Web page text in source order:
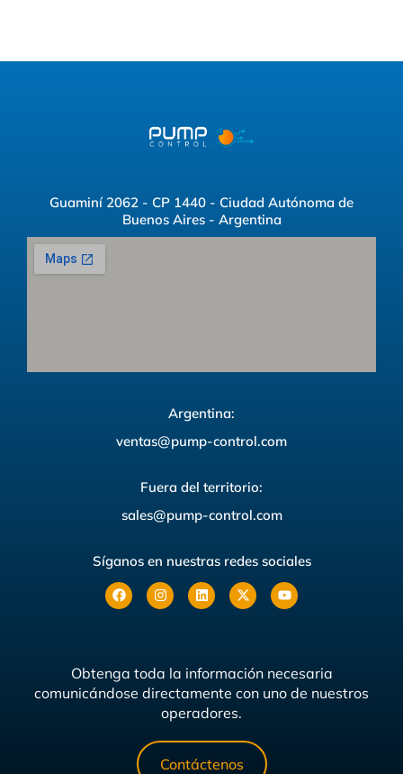
Guaminí 2062 - CP 1440 - Ciudad Autónoma de
Buenos Aires - Argentina
Argentina:
ventas@pump-control.com
Fuera del territorio:
sales@pump-control.com
Síganos en nuestras redes sociales
Obtenga toda la información necesaria
comunicándose directamente con uno de nuestros
operadores.
Contáctenos